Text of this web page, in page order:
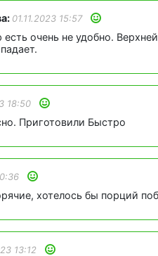
01.11.2023 15:57
есть очень не удобно.
18:50
Приготовили Быстро
хотелось бы порций
13:12